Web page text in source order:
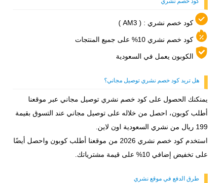
كود خصم نشري : ( AM3
)
كود خصم نشري 10% على جميع المنتجات
الكوبون يعمل في السعودية
هل تريد كود خصم نشري توصيل مجاني؟
يمنكنك الحصول على كود خصم نشري توصيل مجاني عبر موقعنا
أطلب كوبون، احصل من خلاله على توصيل مجاني عند التسوق بقيمة
199 ريال من نشري السعودية اون لاين.
استخدم كود خصم نشري 2026 من موقعنا أطلب كوبون واحصل أيضًا
على تخفيض إضافي 10% على قيمة مشترياتك.
طرق الدفع في موقع نشري